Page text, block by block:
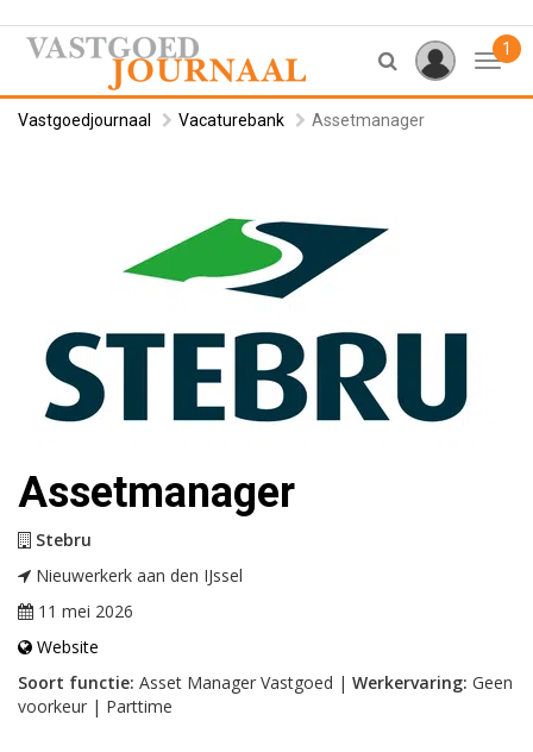
1
Vastgoedjournaal Vacaturebank Assetmanager
Assetmanager
Stebru
Nieuwerkerk aan den IJssel
11 mei 2026
Website
Soort functie: Asset Manager Vastgoed | Werkervaring: Geen
voorkeur | Parttime